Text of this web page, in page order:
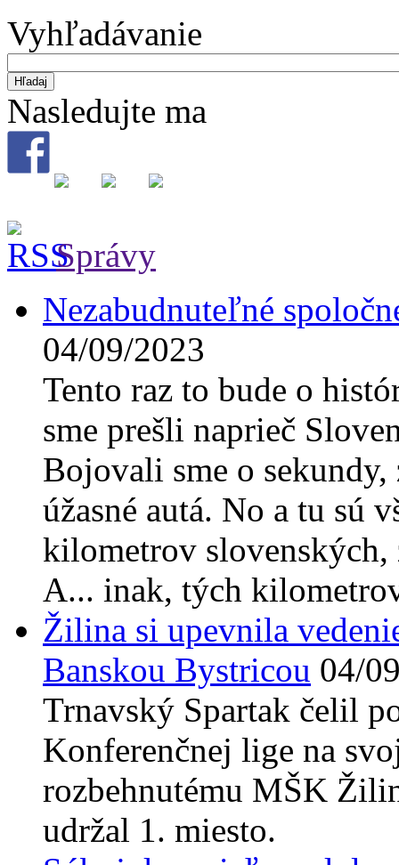
Vyhľadávanie
Nasledujte ma
Správy
Nezabudnuteľné
04/09/2023
Tento raz to bude o
sme prešli naprieč
Bojovali sme o
úžasné autá. No a tu sú
kilometrov slovenských,
A... inak, tých
Žilina si upevnila
Banskou Bystricou 04/
Trnavský Spartak čelil
Konferenčnej lige na
rozbehnutému MŠK
udržal 1. miesto.